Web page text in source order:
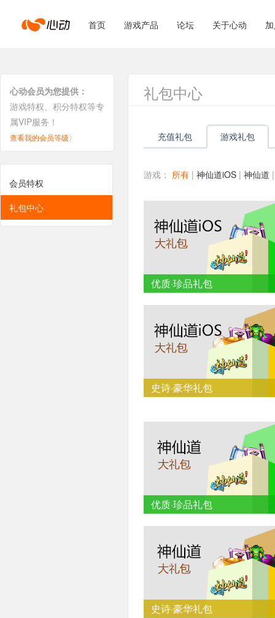
心
动
首页 游戏产品 论坛 关于心动
心动会员为您提供：
游戏特权、积分特权等专
属VIP服务！
查看我的会员等级〉
会员特权
礼包中心
礼包中心
充值礼包 游戏礼包
游戏： 所有 | 神仙道iOS | 神仙道
优质·珍品礼包
史诗·豪华礼包
优质·珍品礼包
史诗·豪华礼包